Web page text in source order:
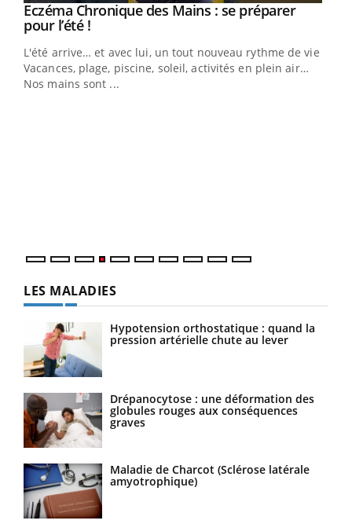
Youtube
Eczéma Chronique des Mains : se préparer
pour l’été !Youtube
L'été arrive… et avec lui, un tout nouveau rythme de vie !
Vacances, plage, piscine, soleil, activités en plein air…
Nos mains sont ...
LES MALADIES
Hypotension orthostatique : quand la
pression artérielle chute au lever
Drépanocytose : une déformation des
globules rouges aux conséquences
graves
Maladie de Charcot (Sclérose latérale
amyotrophique)